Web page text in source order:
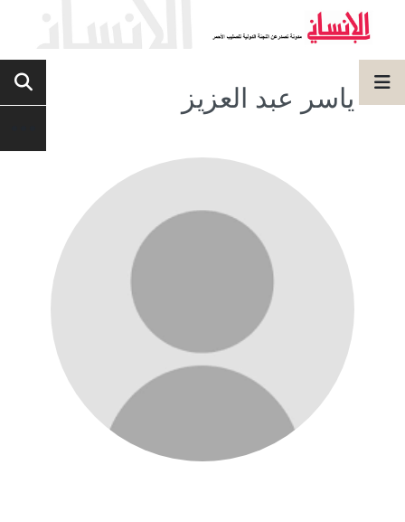
ياسر عبد العزيز